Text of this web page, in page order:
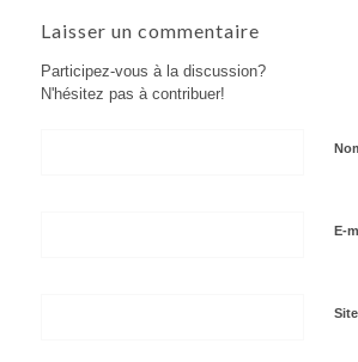
Laisser un commentaire
Participez-vous à la discussion?
N'hésitez pas à contribuer!
E-